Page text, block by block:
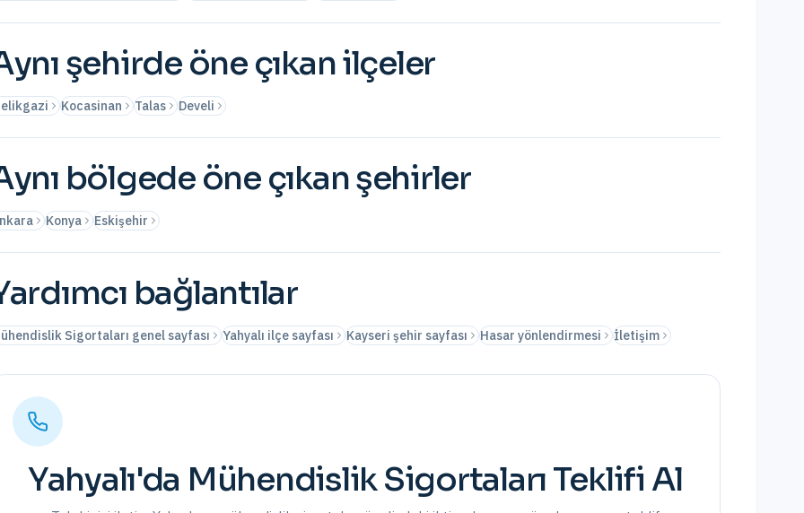
şehirde öne çıkan ilçeler
Kocasinan Talas Develi
bölgede öne çıkan şehirler
Konya Eskişehir
bağlantılar
Sigortaları genel sayfası Yahyalı ilçe sayfası Kayseri şehir sayfası Hasar yönlendirmesi İletişim
Yahyalı'da Mühendislik Sigortaları Teklifi Al